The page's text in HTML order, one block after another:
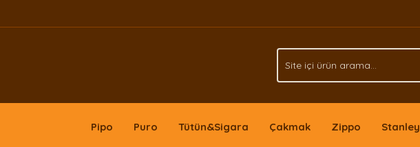
Pipo Puro Tütün&Sigara Çakmak Zippo Stanley